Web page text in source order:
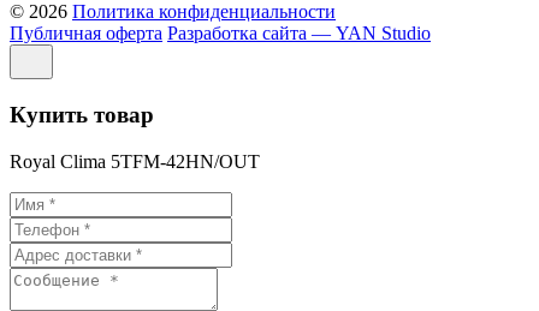
© 2026 Политика конфиденциальности
Публичная оферта Разработка сайта — YAN Studio
Купить товар
Royal Clima 5TFM-42HN/OUT